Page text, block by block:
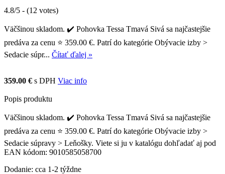
4.8/5 - (12 votes)
Väčšinou skladom. ✔️ Pohovka Tessa Tmavá Sivá sa najčastejšie
predáva za cenu ⭐ 359.00 €. Patrí do kategórie Obývacie izby >
Sedacie súpr... Čítať ďalej »
359.00 € s DPH Viac info
Popis produktu
Väčšinou skladom. ✔️ Pohovka Tessa Tmavá Sivá sa najčastejšie
predáva za cenu ⭐ 359.00 €. Patrí do kategórie Obývacie izby >
Sedacie súpravy > Leňošky. Viete si ju v katalógu dohľadať aj pod
EAN kódom: 9010585058700
Dodanie: cca 1-2 týždne